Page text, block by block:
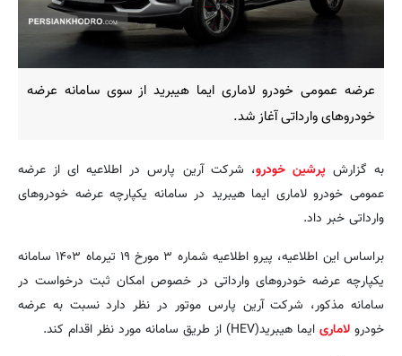
عرضه عمومی خودرو لاماری ایما هیبرید از سوی سامانه عرضه
خودروهای وارداتی آغاز شد.
به گزارشپرشین خودرو، شرکت آرین پارس در اطلاعیه ای از عرضه
عمومی خودرو لاماری ایما هیبرید در سامانه یکپارچه عرضه خودروهای
وارداتی خبر داد.
براساس این اطلاعیه، پیرو اطلاعیه شماره ۳ مورخ ۱۹ تیرماه ۱۴۰۳ سامانه
یکپارچه عرضه خودروهای وارداتی در خصوص امکان ثبت درخواست در
سامانه مذکور، شرکت آرین پارس موتور در نظر دارد نسبت به عرضه
خودرو لاماری ایما هیبرید(HEV) از طریق سامانه مورد نظر اقدام کند.